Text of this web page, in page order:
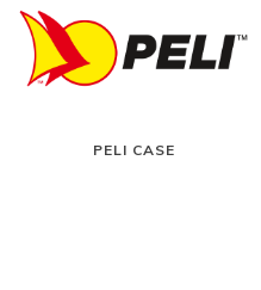
PELI CASE